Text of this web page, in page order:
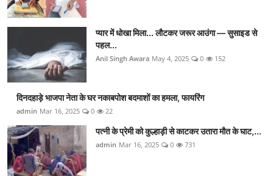
प्यार में धोखा मिला... लौटकर जरूर आउंगा — सुसाइड से
पहल...
Anil Singh Awara May 4, 2025 0 152
दिनदहाड़े भाजपा नेता के घर नकाबपोश बदमाशों का हमला, फायरिंग
admin Mar 16, 2025 0 22
पत्नी के प्रेमी को कुल्हाड़ी से काटकर उतारा मौत के घाट,...
admin Mar 16, 2025 0 731